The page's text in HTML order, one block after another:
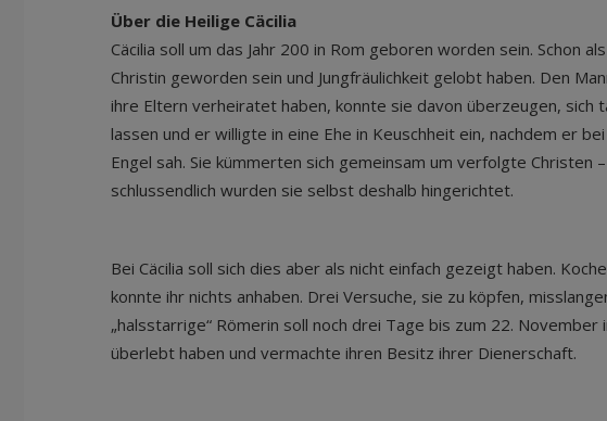
Über die Heilige Cäcilia
Cäcilia soll um das Jahr 200 in Rom geboren worden sein. Schon
Christin geworden sein und Jungfräulichkeit gelobt haben. Den
ihre Eltern verheiratet haben, konnte sie davon überzeugen, sich
lassen und er willigte in eine Ehe in Keuschheit ein, nachdem er
Engel sah. Sie kümmerten sich gemeinsam um verfolgte Christen –
schlussendlich wurden sie selbst deshalb hingerichtet.
Bei Cäcilia soll sich dies aber als nicht einfach gezeigt haben.
konnte ihr nichts anhaben. Drei Versuche, sie zu köpfen,
„halsstarrige“ Römerin soll noch drei Tage bis zum 22. November
überlebt haben und vermachte ihren Besitz ihrer Dienerschaft.